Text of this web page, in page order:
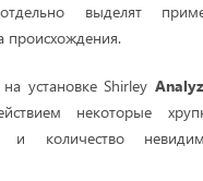
выделят
происхождения.
установке Shirley
некоторые
и количество